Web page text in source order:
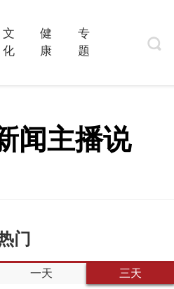
文
化
健
康
专
题
闻主播说
门
一天 三天